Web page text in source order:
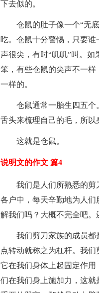
下去似的。
仓鼠的肚子像一个“无底
吃。仓鼠十分警惕，只要
声很尖，有时“叽叽”叫。
笨，有些仓鼠的尖声不一
一样的。
仓鼠通常一胎生四五个
舌头来梳理自己的毛，所以
这就是仓鼠。
说明文的作文 篇4
我们是人们所熟悉的剪刀
各户中，每天辛勤地为人
解我们吗？大概不完全吧。
我们剪刀家族的成员都是
点转动就称之为杠杆。我
它在我们身体上起固定作
们在我们身上施加力，这